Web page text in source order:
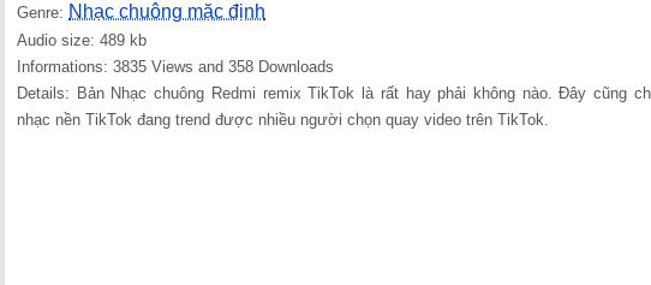
Genre: Nhạc chuông mặc định
Audio size: 489 kb
Informations: 3835 Views and 358 Downloads
Details: Bản Nhạc chuông Redmi remix TikTok là rất hay phải không nào. Đây cũng
nhạc nền TikTok đang trend được nhiều người chọn quay video trên TikTok.